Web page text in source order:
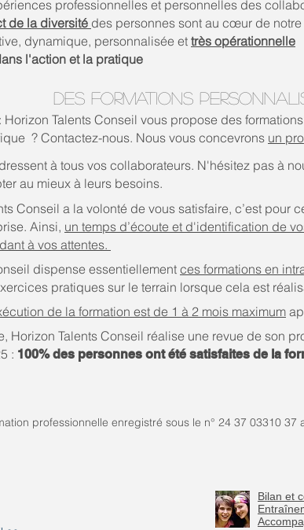
professionnelles et personnelles des
de la diversité des personnes sont au cœur de notre
dynamique, personnalisée ettrès opérationnelle
l'action et la pratique
DES FORMATIONS
: Horizon Talents Conseil vous propose des
? Contactez-nous. Nous vous concevrons un
à tous vos collaborateurs. N'hésitez pas à
au mieux à leurs besoins.
Conseil a la volonté de vous satisfaire, c’est pour
Ainsi, un temps d’écoute et d'identification de
à vos attentes.
dispense essentiellementces formations en
pratiques sur le terrain lorsque cela est
de la formation est de 1 à 2 mois maximum
Horizon Talents Conseil réalise une revue de son
: 100% des personnes ont été satisfaites de la
professionnelle enregistré sous le n° 24 37 03310
Bilan et